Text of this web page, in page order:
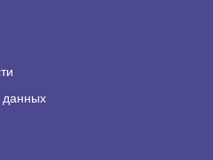
данных